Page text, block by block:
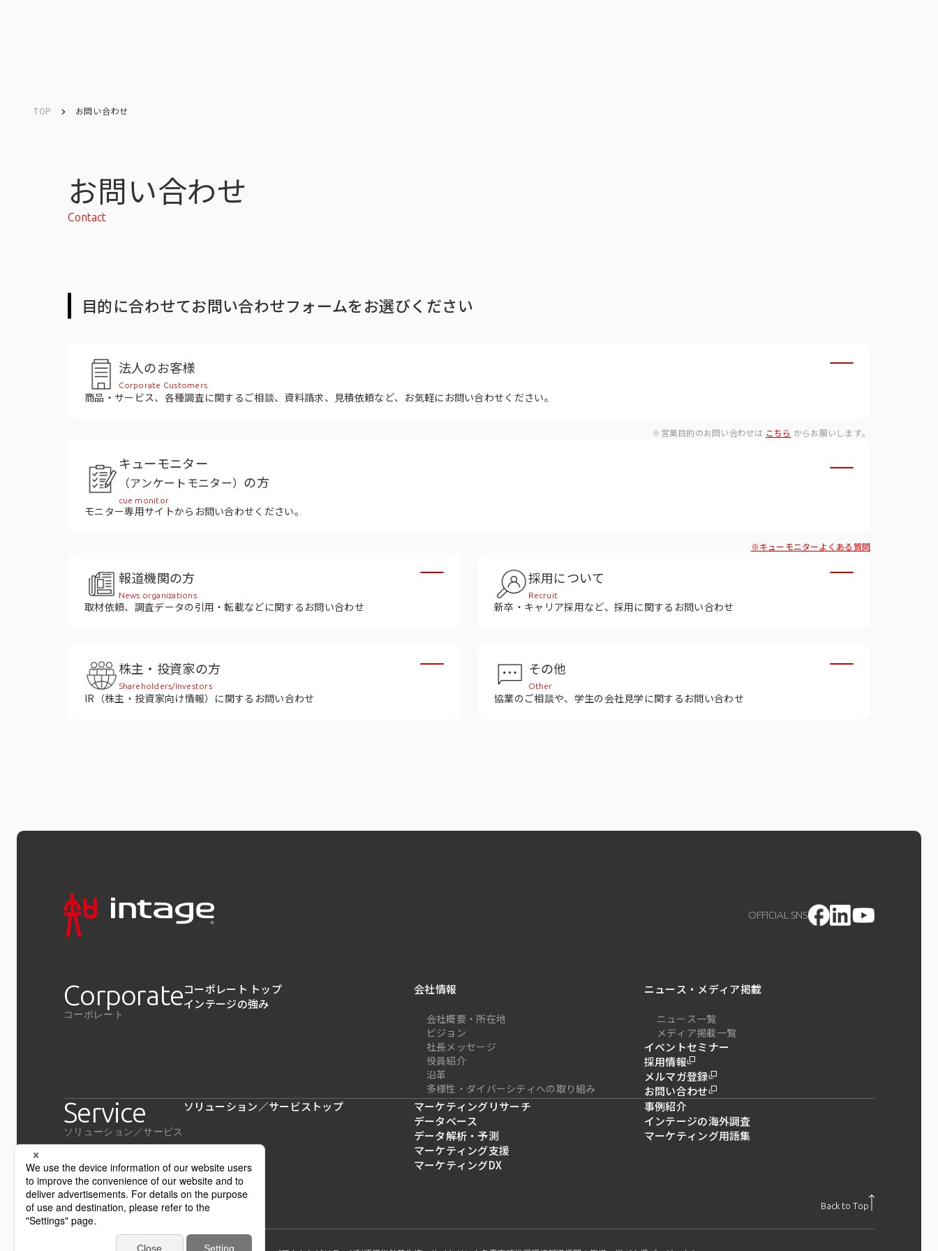
会社概要・所在地 ビジョン
役員紹介
TOP お問い合わせ
お問い合わせ
Contact
目的に合わせてお問い合わせフォームをお選びください
法人のお客様
Corporate Customers
商品・サービス、各種調査に関するご相談、資料請求、見積依頼など、お気軽にお問い合わせください。
※営業目的のお問い合わせは こちら からお願いします。
キューモニター
（アンケートモニター） の方
cue monitor
モニター専用サイトからお問い合わせください。
※キューモニターよくある質問
報道機関の方
News organizations
取材依頼、調査データの引用・転載などに関するお問い合わせ
採用について
Recruit
新卒・キャリア採用など、採用に関するお問い合わせ
株主・投資家の方
Shareholders/Investors
IR（株主・投資家向け情報）に関するお問い合わせ
その他
Other
協業のご相談や、学生の会社見学に関するお問い合わせ
OFFICIAL SNS
Corporate
コーポレート
コーポレート トップ
インテージの強み
会社情報
会社概要・所在地
ビジョン
社長メッセージ
役員紹介
沿革
多様性・ダイバーシティへの取り組み
ニュース・メディア掲載
ニュース一覧
メディア掲載一覧
イベントセミナー
採用情報
メルマガ登録
お問い合わせ
Service
ソリューション／サービス
ソリューション／サービストップ
マーケティングリサーチ
データベース
データ解析・予測
マーケティング支援
マーケティングDX
事例紹介
インテージの海外調査
マーケティング用語集
Back to Top